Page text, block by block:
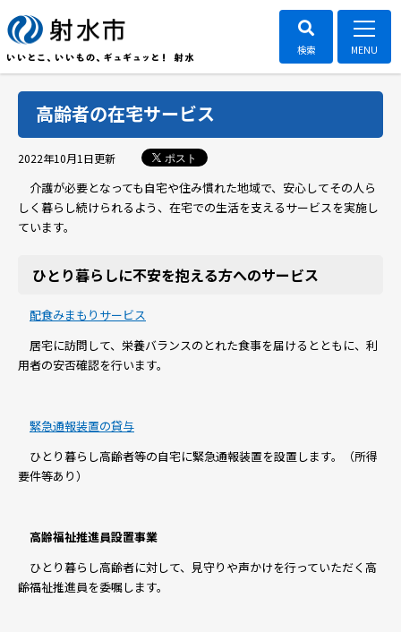
高齢者の在宅サービス
2022年10月1日更新 ポスト
介護が必要となっても自宅や住み慣れた地域で、安心してその人ら
しく暮らし続けられるよう、在宅での生活を支えるサービスを実施し
ています。
ひとり暮らしに不安を抱える方へのサービス
配食みまもりサービス
居宅に訪問して、栄養バランスのとれた食事を届けるとともに、利
用者の安否確認を行います。
緊急通報装置の貸与
ひとり暮らし高齢者等の自宅に緊急通報装置を設置します。（所得
要件等あり）
高齢福祉推進員設置事業
ひとり暮らし高齢者に対して、見守りや声かけを行っていただく高
齢福祉推進員を委嘱します。